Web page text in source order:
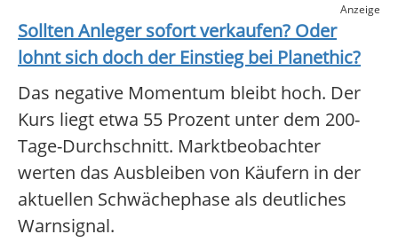
Anzeige
Sollten Anleger sofort verkaufen? Oder
lohnt sich doch der Einstieg bei Planethic?
Das negative Momentum bleibt hoch. Der
Kurs liegt etwa 55 Prozent unter dem 200-
Tage-Durchschnitt. Marktbeobachter
werten das Ausbleiben von Käufern in der
aktuellen Schwächephase als deutliches
Warnsignal.